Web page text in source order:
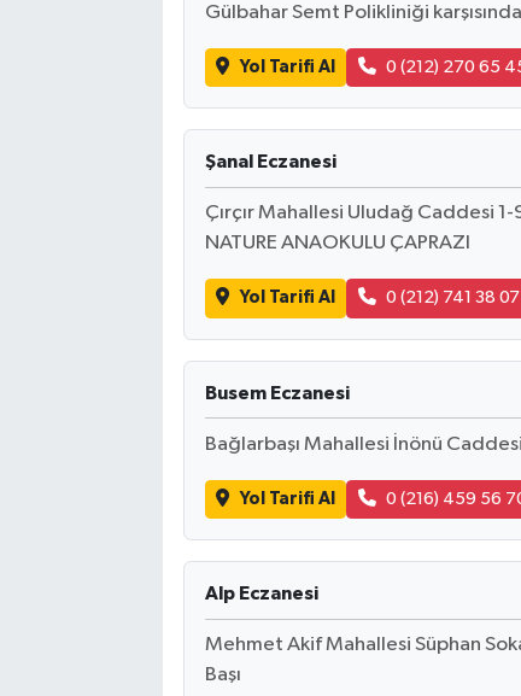
Gülbahar Semt Polikliniği
Yol Tarifi Al 0 (212) 270 65
Şanal Eczanesi
Çırçır Mahallesi Uludağ Caddesi 1-
NATURE ANAOKULU ÇAPRAZI
Yol Tarifi Al 0 (212) 741 38 07
Busem Eczanesi
Bağlarbaşı Mahallesi İnönü
Yol Tarifi Al 0 (216) 459 56
Alp Eczanesi
Mehmet Akif Mahallesi Süphan
Başı